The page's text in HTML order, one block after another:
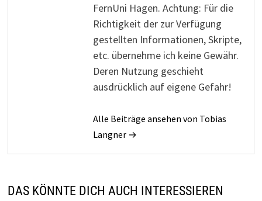
FernUni Hagen. Achtung: Für die
Richtigkeit der zur Verfügung
gestellten Informationen, Skripte,
etc. übernehme ich keine Gewähr.
Deren Nutzung geschieht
ausdrücklich auf eigene Gefahr!
Alle Beiträge ansehen von Tobias
Langner →
DAS KÖNNTE DICH AUCH INTERESSIEREN